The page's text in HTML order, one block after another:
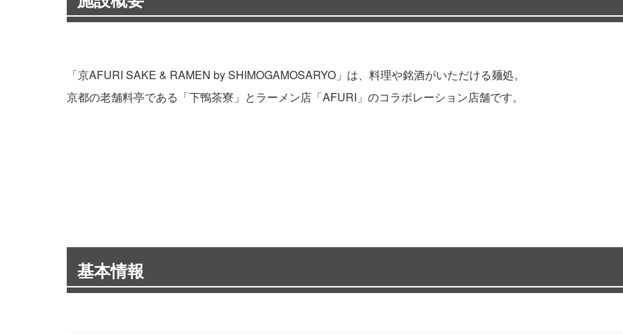
「京AFURI SAKE & RAMEN by SHIMOGAMOSARYO」は、料理や銘酒がいただける麺処。
京都の老舗料亭である「下鴨茶寮」とラーメン店「AFURI」のコラボレーション店舗です。
基本情報